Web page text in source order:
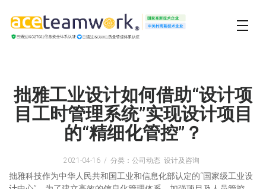
拙雅工业设计如何借助“设计项
目工时管理系统”实现设计项目
的“精细化管控”？
2021-04-16 分类：公司动态 设计及咨询
拙雅科技作为中华人民共和国工业和信息化部认定的“国家级工业设